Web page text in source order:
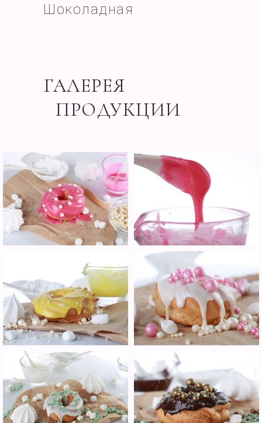
Шоколадная
ГАЛЕРЕЯ
ПРОДУКЦИИ